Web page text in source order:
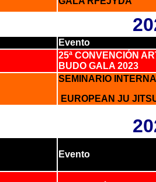
Evento
25ª CONVENCIÓN
BUDO GALA 2023
SEMINARIO
EUROPEAN JU
Evento